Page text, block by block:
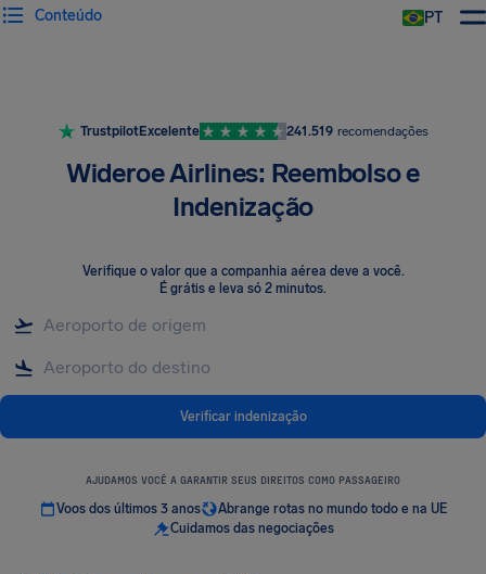
PT
Conteúdo
TrustpilotExcelente 241.519 recomendações
Wideroe Airlines: Reembolso e
Indenização
Verifique o valor que a companhia aérea deve a você.
É grátis e leva só 2 minutos.
Verificar indenização
AJUDAMOS VOCÊ A GARANTIR SEUS DIREITOS COMO PASSAGEIRO
Voos dos últimos 3 anos
Abrange rotas no mundo todo e na UE
Cuidamos das negociações